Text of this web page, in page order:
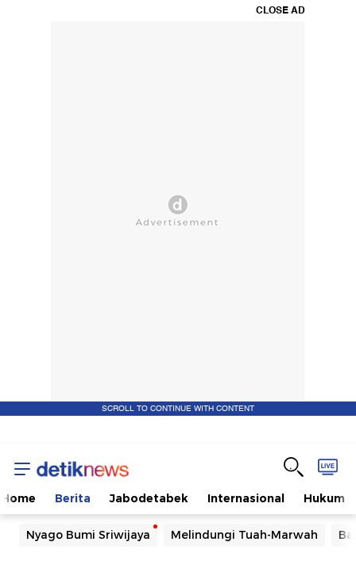
CLOSE AD
SCROLL TO CONTINUE WITH CONTENT
Home Berita Jabodetabek Internasional Hukum
Nyago Bumi Sriwijaya Melindungi Tuah-Marwah